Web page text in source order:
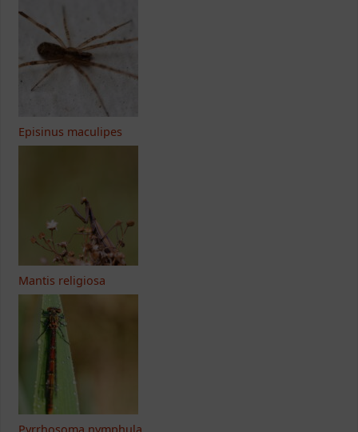
Episinus maculipes
Mantis religiosa